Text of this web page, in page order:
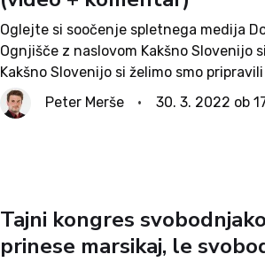
Oglejte si soočenje spletnega medija
Ognjišče z naslovom Kakšno Slovenijo
Kakšno Slovenijo si želimo smo
Domovine in radia Ognjišče.
smo soočili glede vprašanja
Peter Merše 30. 3. 2022 ob
Tajni kongres
prinese marsikaj, le